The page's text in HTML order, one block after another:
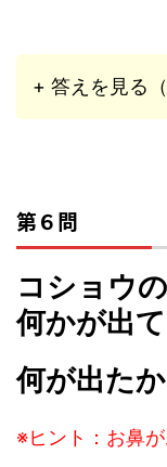
+ 答えを見る
第６問
コショウ
何かが出て
何が出た
※ヒント：お鼻